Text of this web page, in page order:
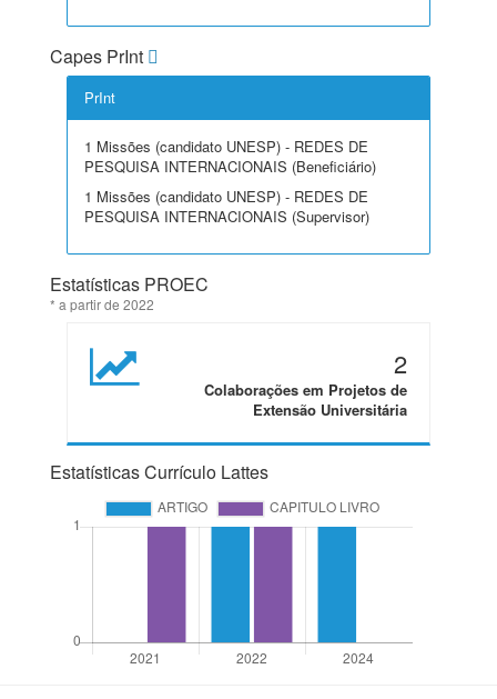
Capes PrInt
PrInt
1 Missões (candidato UNESP) - REDES DE
PESQUISA INTERNACIONAIS (Beneficiário)
1 Missões (candidato UNESP) - REDES DE
PESQUISA INTERNACIONAIS (Supervisor)
Estatísticas PROEC
* a partir de 2022
2
Colaborações em Projetos de
Extensão Universitária
Estatísticas Currículo Lattes